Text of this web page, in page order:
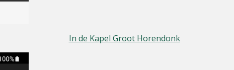
In de Kapel Groot Horendonk